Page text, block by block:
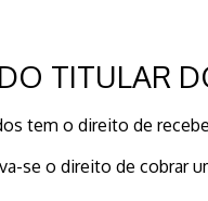
TITULAR
tem o direito de
se o direito de cobrar